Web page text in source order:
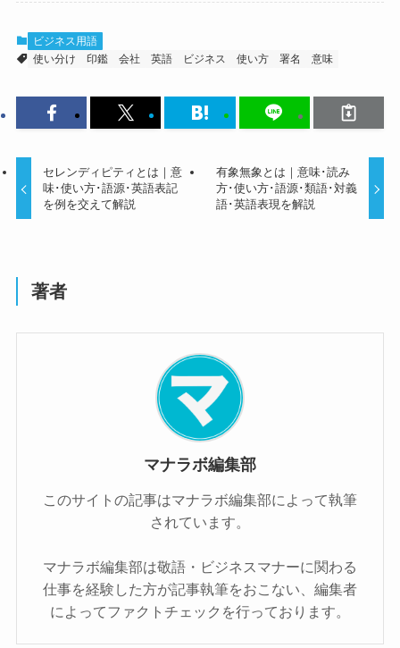
ビジネス用語
使い分け
印鑑 会社 英語 ビジネス 使い方 署名 意味
セレンディピティとは｜意
味･使い方･語源･英語表記
を例を交えて解説
有象無象とは｜意味･読み
方･使い方･語源･類語･対義
語･英語表現を解説
著者
マナラボ編集部
このサイトの記事はマナラボ編集部によって執筆
されています。
マナラボ編集部は敬語・ビジネスマナーに関わる
仕事を経験した方が記事執筆をおこない、編集者
によってファクトチェックを行っております。